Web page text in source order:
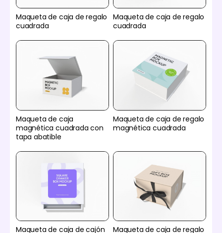
Maqueta de caja de regalo
cuadrada
Maqueta de caja de regalo
cuadrada
Maqueta de caja
magnética cuadrada con
tapa abatible
Maqueta de caja de regalo
magnética cuadrada
Maqueta de caja de cajón
Maqueta de caja de regalo